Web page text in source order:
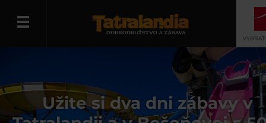
Užite si dva dni zábavy v